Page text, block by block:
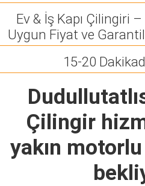
Ev & İş Kapı Çilingiri
Uygun Fiyat ve
15-20
Çilingir
yakın